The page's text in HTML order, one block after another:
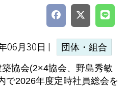
06月30日 | 団体・組合
協会(2×4協会、野島秀敏
で2026年度定時社員総会を